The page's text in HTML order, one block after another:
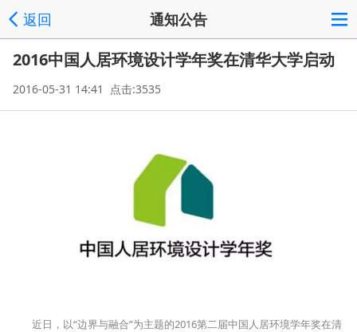
返回 通知公告
2016中国人居环境设计学年奖在清华大学启动
2016-05-31 14:41 点击:3535
近日，以“边界与融合”为主题的2016第二届中国人居环境学年奖在清